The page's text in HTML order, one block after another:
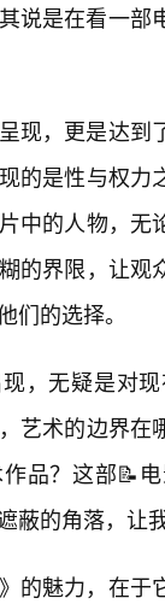
说是在看一部
现，更是达
的是性与权
中的人物，
的界限，让
们的选择。
现，无疑是对
艺术的边界
品？这部📝
蔽的角落，让
的魅力，在于